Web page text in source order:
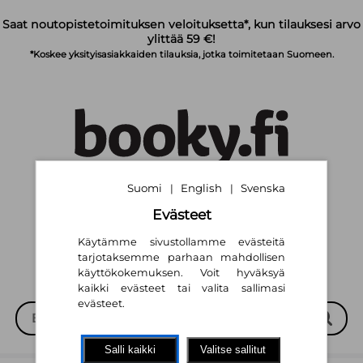
Saat noutopistetoimituksen veloituksetta*, kun tilauksesi arvo
ylittää 59 €!
*Koskee yksityisasiakkaiden tilauksia, jotka toimitetaan Suomeen.
Suomi | English | Svenska
Suomi | English | Svenska
Evästeet
Käytämme sivustollamme evästeitä
tarjotaksemme parhaan mahdollisen
käyttökokemuksen. Voit hyväksyä
kaikki evästeet tai valita sallimasi
evästeet.
Salli kaikki Valitse sallitut